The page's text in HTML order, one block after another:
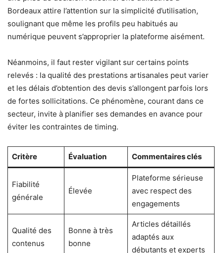
Bordeaux attire l’attention sur la simplicité d’utilisation,
soulignant que même les profils peu habitués au
numérique peuvent s’approprier la plateforme aisément.
Néanmoins, il faut rester vigilant sur certains points
relevés : la qualité des prestations artisanales peut varier
et les délais d’obtention des devis s’allongent parfois lors
de fortes sollicitations. Ce phénomène, courant dans ce
secteur, invite à planifier ses demandes en avance pour
éviter les contraintes de timing.
Critère Évaluation Commentaires clés
Fiabilité
générale
Élevée
Plateforme sérieuse
avec respect des
engagements
Qualité des
contenus
Bonne à très
bonne
Articles détaillés
adaptés aux
débutants et experts